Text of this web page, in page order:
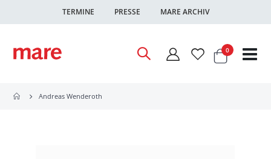
TERMINE PRESSE MARE ARCHIV
Warenkorb
0Artikel
Andreas Wenderoth